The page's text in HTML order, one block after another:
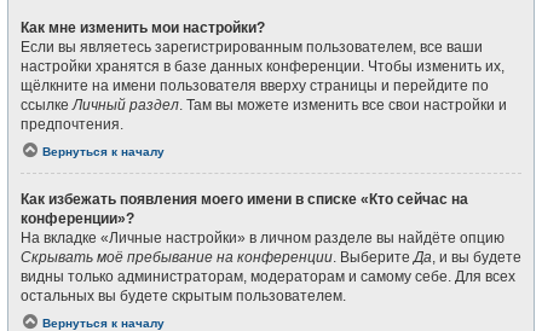
Как мне изменить мои настройки?
Если вы являетесь зарегистрированным пользователем, все ваши
настройки хранятся в базе данных конференции. Чтобы изменить их,
щёлкните на имени пользователя вверху страницы и перейдите по
ссылкеЛичный раздел. Там вы можете изменить все свои настройки и
предпочтения.
Вернуться к началу
Как избежать появления моего имени в списке «Кто сейчас на
конференции»?
На вкладке «Личные настройки» в личном разделе вы найдёте опцию
Скрывать моё пребывание на конференции. ВыберитеДа, и вы будете
видны только администраторам, модераторам и самому себе. Для всех
остальных вы будете скрытым пользователем.
Вернуться к началу